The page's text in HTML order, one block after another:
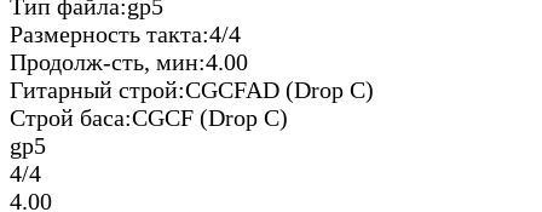
Тип файла:gp5
Размерность такта:4/4
Продолж-сть, мин:4.00
Гитарный строй:CGCFAD (Drop C)
Строй баса:CGCF (Drop C)
gp5
4/4
4.00